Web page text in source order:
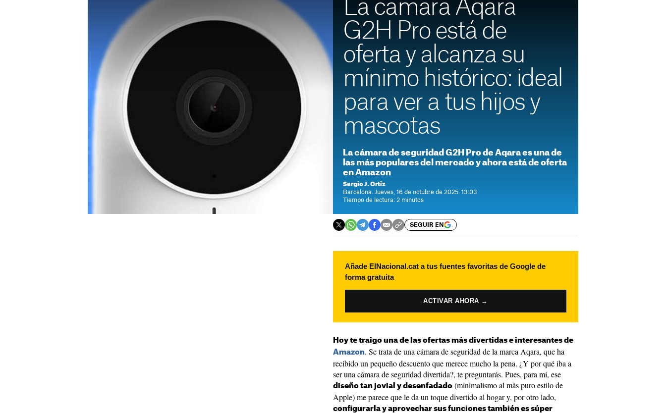
La cámara Aqara
G2H Pro está de
oferta y alcanza su
mínimo histórico: ideal
para ver a tus hijos y
mascotas
La cámara de seguridad G2H Pro de Aqara es una de
las más populares del mercado y ahora está de oferta
en Amazon
Sergio J. Ortiz
Barcelona. Jueves, 16 de octubre de 2025. 13:03
Tiempo de lectura: 2 minutos
SEGUIR EN
Añade ElNacional.cat a tus fuentes favoritas de Google de
forma gratuita
ACTIVAR AHORA →
Hoy te traigo una de las ofertas más divertidas e interesantes de
Amazon. Se trata de una cámara de seguridad de la marca Aqara, que ha
recibido un pequeño descuento que merece mucho la pena. ¿Y por qué iba a
ser una cámara de seguridad divertida?, te preguntarás. Pues, para mí, ese
diseño tan jovial y desenfadado (minimalismo al más puro estilo de
Apple) me parece que le da un toque divertido al hogar y, por otro lado,
configurarla y aprovechar sus funciones también es súper